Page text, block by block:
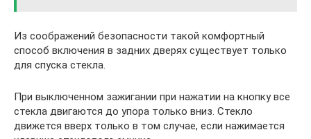
Из соображений безопасности такой комфортный
способ включения в задних дверях существует только
для спуска стекла.
При выключенном зажигании при нажатии на кнопку все
стекла двигаются до упора только вниз. Стекло
движется вверх только в том случае, если нажимается